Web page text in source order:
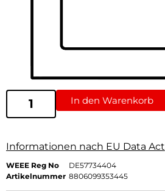
In den Warenkorb
Informationen nach EU Data Act
WEEE Reg No
DE57734404
Artikelnummer 8806099353445